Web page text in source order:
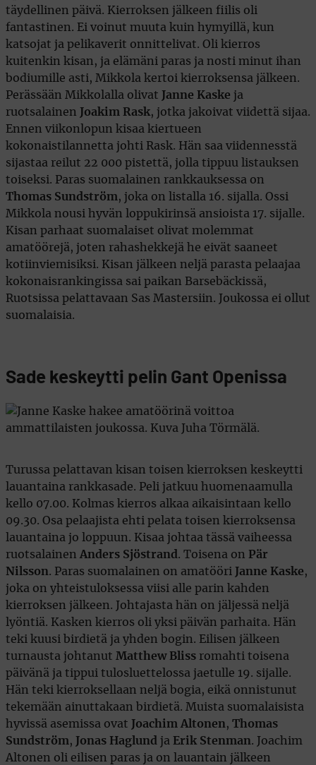
täydellinen päivä. Kierroksen jälkeen fiilis oli
fantastinen. Ei voinut muuta kuin hymyillä, kun
katsojat ja pelikaverit onnittelivat. Oli kierros
kuitenkin kisan, ja elämäni paras ja nosti minut ihan
bodiumille asti, Mikkola kertoi kierroksensa jälkeen.
Perässään Mikkolalla olivat
Janne Kaske ja
ruotsalainen
Joakim Rask, jotka jakoivat viidettä sijaa.
Ennen viikonlopun kisaa kiertueen
kokonaistilannetta johti Rask. Hän saa viidennesstä
sijastaa reilut 22 000 pistettä, jolla tippuu listauksen
toiseksi. Paras suomalainen rankkauksessa on
Thomas Sundström, joka on listalla 16. sijalla. Ossi
Mikkola nousi hyvän loppukirinsä ansioista 17. sijalle.
Kisan parhaat suomalaiset olivat molemmat
amatöörejä, joten rahashekkejä he eivät saaneet
kotiinviemisiksi. Kisan jälkeen neljä parasta pelaajaa
kokonaisrankingissa sai paikan Barsebäckissä,
Ruotsissa pelattavaan Sas Mastersiin. Joukossa ei ollut
suomalaisia.
Sade keskeytti pelin Gant Openissa
Turussa pelattavan kisan toisen kierroksen keskeytti
lauantaina rankkasade. Peli jatkuu huomenaamulla
kello 07.00. Kolmas kierros alkaa aikaisintaan kello
09.30. Osa pelaajista ehti pelata toisen kierroksensa
lauantaina jo loppuun. Kisaa johtaa tässä vaiheessa
ruotsalainen Anders Sjöstrand . Toisena on
Pär
Nilsson. Paras suomalainen on amatööri Janne Kaske,
joka on yhteistuloksessa viisi alle parin kahden
kierroksen jälkeen. Johtajasta hän on jäljessä neljä
lyöntiä. Kasken kierros oli yksi päivän parhaita. Hän
teki kuusi birdietä ja yhden bogin. Eilisen jälkeen
turnausta johtanut Matthew Bliss romahti toisena
päivänä ja tippui tulosluettelossa jaetulle 19. sijalle.
Hän teki kierroksellaan neljä bogia, eikä onnistunut
tekemään ainuttakaan birdietä. Muista suomalaisista
hyvissä asemissa ovat
Joachim Altonen, Thomas
Sundström, Jonas Haglund ja Erik Stenman. Joachim
Altonen oli eilisen paras ja on lauantain jälkeen